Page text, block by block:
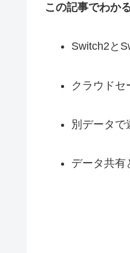
この記事でわか
Switch2と
クラウドセ
別データで
データ共有